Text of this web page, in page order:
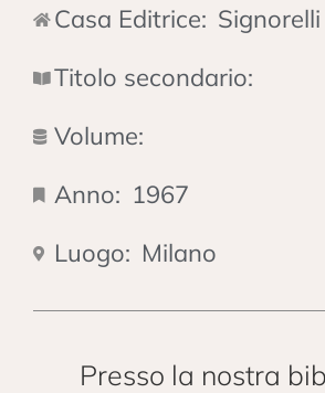
Casa Editrice:
Titolo secondario:
Volume:
Anno: 1967
Luogo: Milano
Presso la nostra